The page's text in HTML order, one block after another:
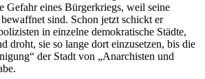
Gefahr eines Bürgerkriegs, weil seine
sind. Schon jetzt schickt er
in einzelne demokratische Städte,
droht, sie so lange dort einzusetzen, bis die
der Stadt von „Anarchisten und